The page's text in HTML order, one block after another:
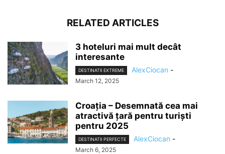
RELATED ARTICLES
3 hoteluri mai mult decât
interesante
DESTINATII EXTREME AlexCiocan -
March 12, 2025
Croația – Desemnată cea mai
atractivă țară pentru turiști
pentru 2025
DESTINATII PERFECTE AlexCiocan -
March 6, 2025